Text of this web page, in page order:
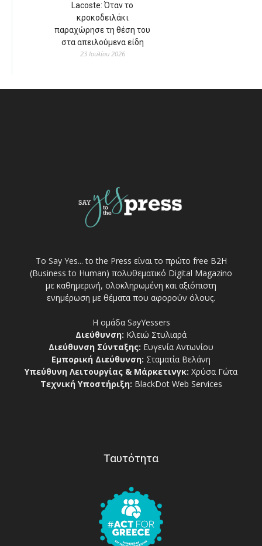
Lacoste: Όταν το
κροκοδειλάκι
παραχώρησε τη θέση του
στα απειλούμενα είδη
23 Ιουλίου 2026
Το Say Yes... to the Press είναι το πρώτο free Β2Η
(Business to Human) πολυθεματικό Digital Magazino
με καθημερινή, ολοκληρωμένη και αξιόπιστη
ενημέρωση με θέματα που αφορούν όλους.
Η ομάδα SayYessers
Διεύθυνση: Κλειώ Στυλιαρά
Διεύθυνση Σύνταξης: Ευγενία Αντωνίου
Εμπορική Διεύθυνση: Σταματία Βελάνη
Υπεύθυνη Λειτουργίας & Μάρκετινγκ: Χρύσα Γώτα
Τεχνική Υποστήριξη: BlackDot Web Services
Ταυτότητα